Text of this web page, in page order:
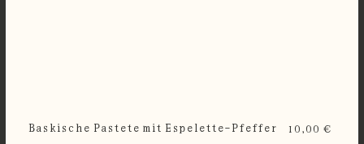
Baskische Pastete mit Espelette-Pfeffer 10,00 €